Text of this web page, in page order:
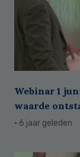
Webinar 1
waarde
· 6 jaar geleden